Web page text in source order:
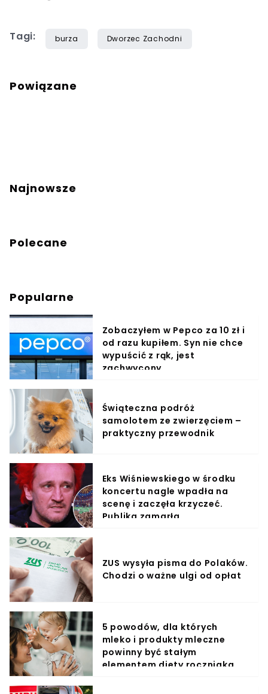
Tagi: burza Dworzec Zachodni
Powiązane
Najnowsze
Polecane
Popularne
Zobaczyłem w Pepco za 10 zł i
od razu kupiłem. Syn nie chce
wypuścić z rąk, jest
zachwycony
Świąteczna podróż
samolotem ze zwierzęciem –
praktyczny przewodnik
Eks Wiśniewskiego w środku
koncertu nagle wpadła na
scenę i zaczęła krzyczeć.
Publika zamarła
ZUS wysyła pisma do Polaków.
Chodzi o ważne ulgi od opłat
5 powodów, dla których
mleko i produkty mleczne
powinny być stałym
elementem diety roczniaka